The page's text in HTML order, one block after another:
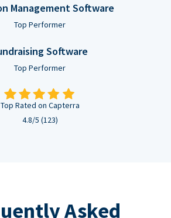
Management Software
Top Performer
Software
Top Performer
Top Rated on Capterra
4.8/5 (123)
Asked